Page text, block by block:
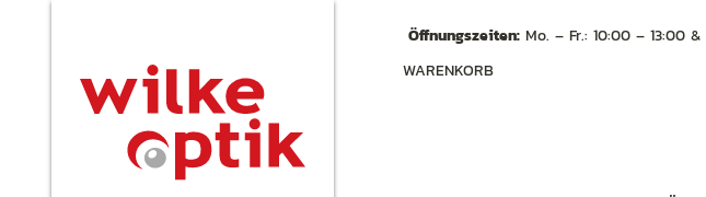
Öffnungszeiten:Mo. – Fr.: 10:00 – 13:00 &
WARENKORB